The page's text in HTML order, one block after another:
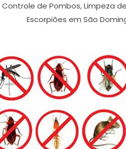
de Pombos, Limpeza
Escorpiões em São